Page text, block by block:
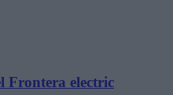
Frontera electric